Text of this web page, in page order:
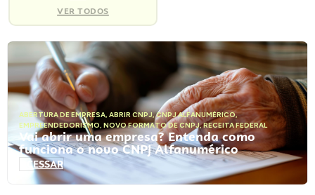
VER TODOS
ABERTURA DE EMPRESA, ABRIR CNPJ,CNPJ ALFANUMÉRICO,
EMPREENDEDORISMO, NOVO FORMATO DE CNPJ,RECEITA FEDERAL
Vai abrir uma empresa? Entenda como
funciona o novo CNPJ Alfanumérico
ACESSAR